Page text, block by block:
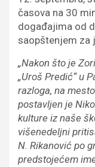
časova na 30
događajima od
saopštenjem za
„Nakon što je
„Uroš Predić“ u
razloga, na
postavljen je
kulture iz naše
višenedeljni
N. Rikanović po
predstojećem